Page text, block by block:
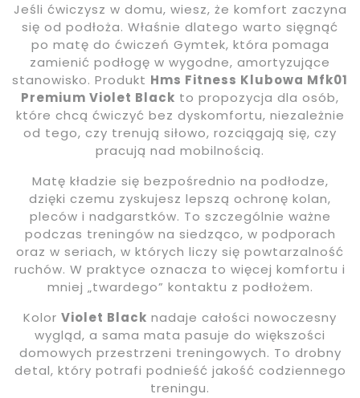
Jeśli ćwiczysz w domu, wiesz, że komfort zaczyna
się od podłoża. Właśnie dlatego warto sięgnąć
po matę do ćwiczeń Gymtek, która pomaga
zamienić podłogę w wygodne, amortyzujące
stanowisko. Produkt Hms Fitness Klubowa Mfk01
Premium Violet Black to propozycja dla osób,
które chcą ćwiczyć bez dyskomfortu, niezależnie
od tego, czy trenują siłowo, rozciągają się, czy
pracują nad mobilnością.
Matę kładzie się bezpośrednio na podłodze,
dzięki czemu zyskujesz lepszą ochronę kolan,
pleców i nadgarstków. To szczególnie ważne
podczas treningów na siedząco, w podporach
oraz w seriach, w których liczy się powtarzalność
ruchów. W praktyce oznacza to więcej komfortu i
mniej „twardego” kontaktu z podłożem.
Kolor Violet Black nadaje całości nowoczesny
wygląd, a sama mata pasuje do większości
domowych przestrzeni treningowych. To drobny
detal, który potrafi podnieść jakość codziennego
treningu.